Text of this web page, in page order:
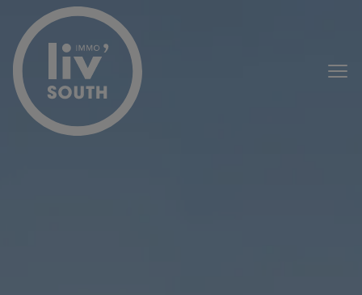
Passer le menu et aller au contenu